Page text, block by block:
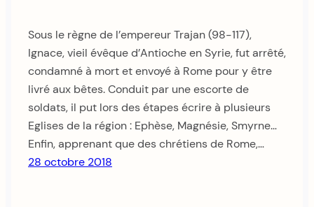
Sous le règne de l’empereur Trajan (98-117),
Ignace, vieil évêque d’Antioche en Syrie, fut arrêté,
condamné à mort et envoyé à Rome pour y être
livré aux bêtes. Conduit par une escorte de
soldats, il put lors des étapes écrire à plusieurs
Eglises de la région : Ephèse, Magnésie, Smyrne…
Enfin, apprenant que des chrétiens de Rome,…
28 octobre 2018